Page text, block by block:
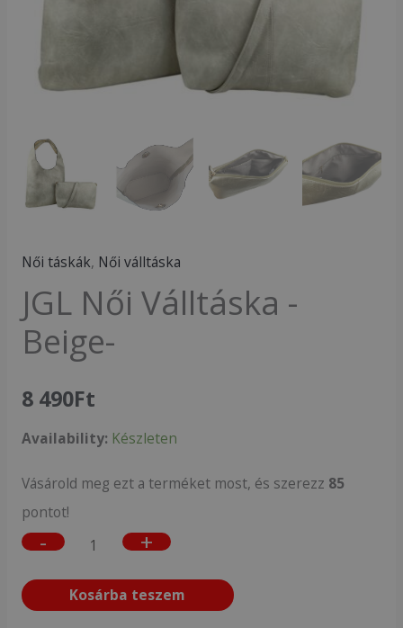
Női táskák, Női válltáska
JGL Női Válltáska -
Beige-
8 490Ft
Availability: Készleten
Vásárold meg ezt a terméket most, és szerezz 85
pontot!
- +
Kosárba teszem